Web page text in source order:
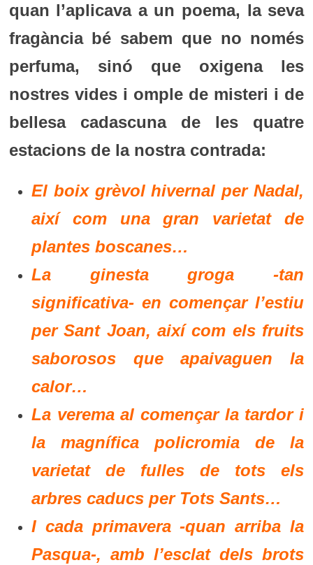
quan l’aplicava a un poema, la seva
fragància bé sabem que no només
perfuma, sinó que oxigena les
nostres vides i omple de misteri i de
bellesa cadascuna de les quatre
estacions de la nostra contrada:
El boix grèvol hivernal per Nadal,
així com una gran varietat de
plantes boscanes…
La ginesta groga -tan
significativa- en començar l’estiu
per Sant Joan, així com els fruits
saborosos que apaivaguen la
calor…
La verema al començar la tardor i
la magnífica policromia de la
varietat de fulles de tots els
arbres caducs per Tots Sants…
I cada primavera -quan arriba la
Pasqua-, amb l’esclat dels brots